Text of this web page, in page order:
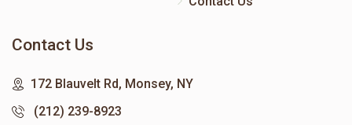
Contact Us
172 Blauvelt Rd, Monsey, NY
(212) 239-8923